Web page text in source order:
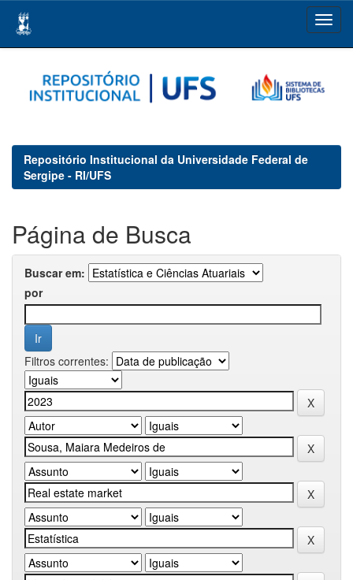
navigation
Repositório Institucional da Universidade Federal de
Sergipe - RI/UFS
Página de Busca
Buscar em:
por
Filtros correntes: